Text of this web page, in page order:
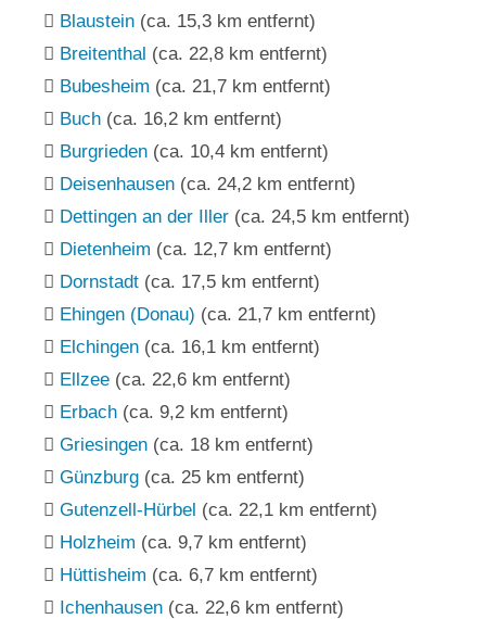
Blaustein (ca. 15,3 km entfernt)
Breitenthal (ca. 22,8 km entfernt)
Bubesheim (ca. 21,7 km entfernt)
Buch (ca. 16,2 km entfernt)
Burgrieden (ca. 10,4 km entfernt)
Deisenhausen (ca. 24,2 km entfernt)
Dettingen an der Iller (ca. 24,5 km entfernt)
Dietenheim (ca. 12,7 km entfernt)
Dornstadt (ca. 17,5 km entfernt)
Ehingen (Donau) (ca. 21,7 km entfernt)
Elchingen (ca. 16,1 km entfernt)
Ellzee (ca. 22,6 km entfernt)
Erbach (ca. 9,2 km entfernt)
Griesingen (ca. 18 km entfernt)
Günzburg (ca. 25 km entfernt)
Gutenzell-Hürbel (ca. 22,1 km entfernt)
Holzheim (ca. 9,7 km entfernt)
Hüttisheim (ca. 6,7 km entfernt)
Ichenhausen (ca. 22,6 km entfernt)